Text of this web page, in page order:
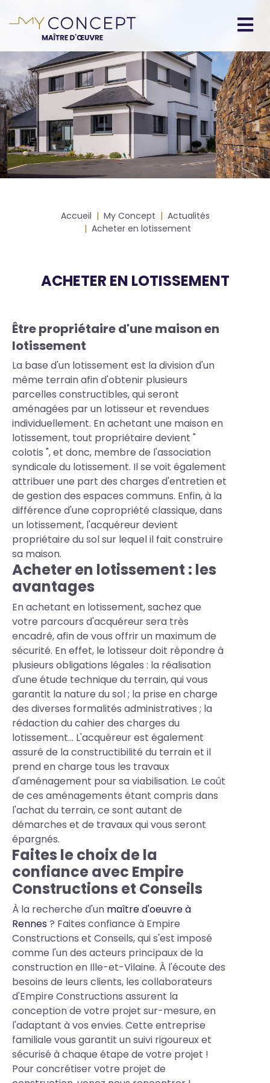
au
principal
principale
Fil
d'Ariane
Accueil My Concept
Actualités
Acheter en lotissement
ACHETER EN LOTISSEMENT
Body
Être propriétaire d'une maison en
lotissement
La base d'un lotissement est la division d'un
même terrain afin d'obtenir plusieurs
parcelles constructibles, qui seront
aménagées par un lotisseur et revendues
individuellement. En achetant une maison en
lotissement, tout propriétaire devient "
colotis ", et donc, membre de l'association
syndicale du lotissement. Il se voit également
attribuer une part des charges d'entretien et
de gestion des espaces communs. Enfin, à la
différence d'une copropriété classique, dans
un lotissement, l'acquéreur devient
propriétaire du sol sur lequel il fait construire
sa maison.
Acheter en lotissement : les
avantages
En achetant en lotissement, sachez que
votre parcours d'acquéreur sera très
encadré, afin de vous offrir un maximum de
sécurité. En effet, le lotisseur doit répondre à
plusieurs obligations légales : la réalisation
d'une étude technique du terrain, qui vous
garantit la nature du sol ; la prise en charge
des diverses formalités administratives ; la
rédaction du cahier des charges du
lotissement... L'acquéreur est également
assuré de la constructibilité du terrain et il
prend en charge tous les travaux
d'aménagement pour sa viabilisation. Le coût
de ces aménagements étant compris dans
l'achat du terrain, ce sont autant de
démarches et de travaux qui vous seront
épargnés.
Faites le choix de la
confiance avec Empire
Constructions et Conseils
À la recherche d'un maître d'oeuvre à
Rennes? Faites confiance à Empire
Constructions et Conseils, qui s'est imposé
comme l'un des acteurs principaux de la
construction en Ille-et-Vilaine. À l'écoute des
besoins de leurs clients, les collaborateurs
d'Empire Constructions assurent la
conception de votre projet sur-mesure, en
l'adaptant à vos envies. Cette entreprise
familiale vous garantit un suivi rigoureux et
sécurisé à chaque étape de votre projet !
Pour concrétiser votre projet de